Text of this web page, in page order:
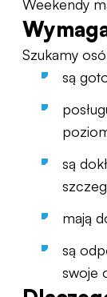
Weekendy
Szukamy
są
są
mają
są
swoje